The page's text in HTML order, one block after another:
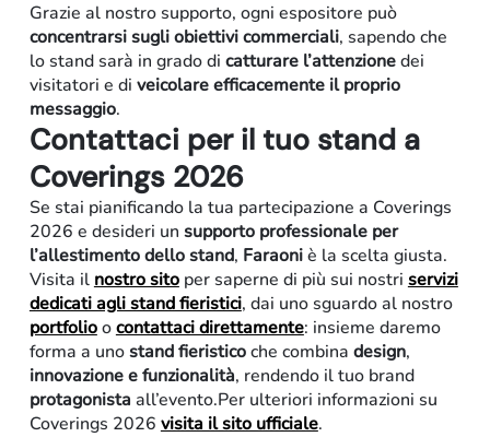
Arredo-contract
Grazie al nostro supporto, ogni espositore può
concentrarsi sugli obiettivi commerciali, sapendo che
lo stand sarà in grado di catturare l’attenzionedei
visitatori e di veicolare efficacemente il proprio
messaggio.
Contattaci per il tuo stand a
Coverings 2026
Se stai pianificando la tua partecipazione a Coverings
2026 e desideri un supporto professionale per
l’allestimento dello stand, Faraoniè la scelta giusta.
Visita il nostro sitoper saperne di più sui nostri servizi
dedicati agli stand fieristici, dai uno sguardo al nostro
portfolioocontattaci direttamente: insieme daremo
forma a unostand fieristicoche combina design,
innovazione e funzionalità, rendendo il tuo brand
protagonista all’evento.Per ulteriori informazioni su
Coverings 2026 visita il sito ufficiale.